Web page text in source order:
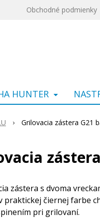
Obchodné podmienky
HUNTER
Grilovacia zástera G21
zástera s dvoma
praktickej čiernej farbe
pri grilovaní.